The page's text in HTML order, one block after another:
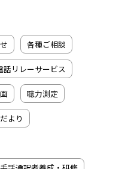
各種ご相談
話リレーサービス
聴力測定
より